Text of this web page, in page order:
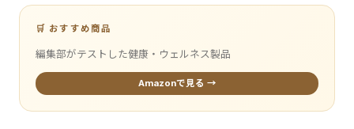
🛒 おすすめ商品
編集部がテストした健康・ウェルネス製品
Amazonで見る →